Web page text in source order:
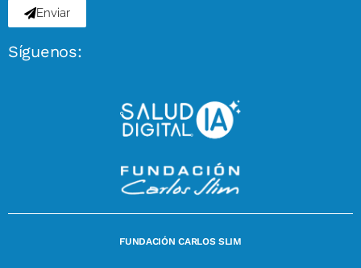
Enviar
Síguenos:
FUNDACIÓN CARLOS SLIM